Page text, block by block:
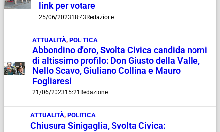
link per votare
25/06/202318:43Redazione
ATTUALITÀ,POLITICA
Abbondino d’oro, Svolta Civica candida nomi
di altissimo profilo: Don Giusto della Valle,
Nello Scavo, Giuliano Collina e Mauro
Fogliaresi
21/06/202315:21 Redazione
ATTUALITÀ, POLITICA
Chiusura Sinigaglia, Svolta Civica: